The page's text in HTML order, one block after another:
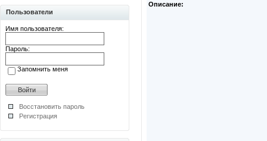
Пользователи
Имя пользователя:
Пароль:
Запомнить меня
Восстановить пароль
Регистрация
Описание: